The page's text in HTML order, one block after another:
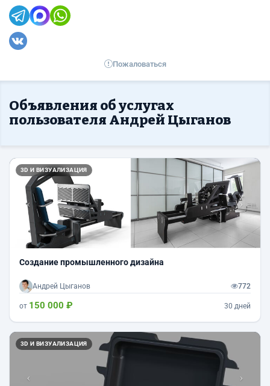
Пожаловаться
Объявления об услугах
пользователя Андрей Цыганов
3D И ВИЗУАЛИЗАЦИЯ
Назад
Создание промышленного дизайна
Андрей Цыганов 772
от 150 000 ₽ 30 дней
3D И ВИЗУАЛИЗАЦИЯ
Назад